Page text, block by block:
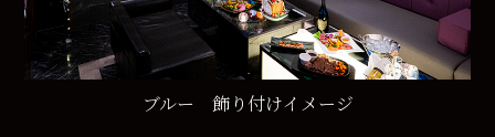
ブルー 飾り付けイメージ